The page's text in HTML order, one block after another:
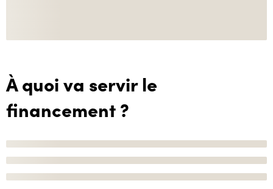
À quoi va servir le
financement ?